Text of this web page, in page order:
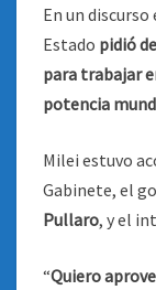
En un
Estado pidió
para trabajar
potencia
Milei estuvo
Gabinete, el
Pullaro, y el
“Quiero